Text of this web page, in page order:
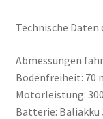
Technische Daten
Abmessungen
Bodenfreiheit: 70
Motorleistung:
Batterie: Baliakku